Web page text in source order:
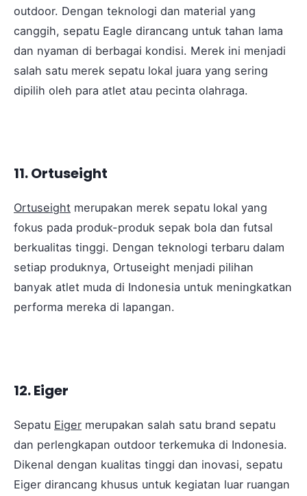
outdoor. Dengan teknologi dan material yang
canggih, sepatu Eagle dirancang untuk tahan lama
dan nyaman di berbagai kondisi. Merek ini menjadi
salah satu merek sepatu lokal juara yang sering
dipilih oleh para atlet atau pecinta olahraga.
11. Ortuseight
Ortuseight merupakan merek sepatu lokal yang
fokus pada produk-produk sepak bola dan futsal
berkualitas tinggi. Dengan teknologi terbaru dalam
setiap produknya, Ortuseight menjadi pilihan
banyak atlet muda di Indonesia untuk meningkatkan
performa mereka di lapangan.
12. Eiger
Sepatu Eiger merupakan salah satu brand sepatu
dan perlengkapan outdoor terkemuka di Indonesia.
Dikenal dengan kualitas tinggi dan inovasi, sepatu
Eiger dirancang khusus untuk kegiatan luar ruangan